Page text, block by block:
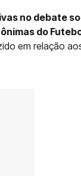
no debate
do
em relação